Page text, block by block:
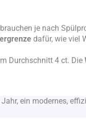
je nach
dafür, wie viel
Durchschnitt 4 ct. Die
ein modernes,